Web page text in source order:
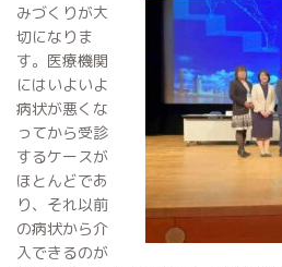
みづくりが大
切になりま
す。医療機関
にはいよいよ
病状が悪くな
ってから受診
するケースが
ほとんどであ
り、それ以前
の病状から介
入できるのが